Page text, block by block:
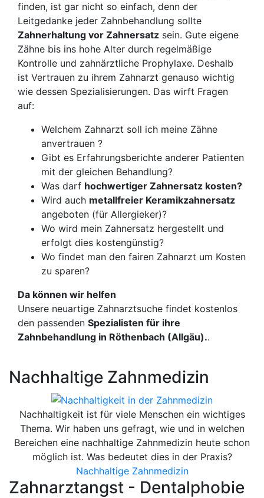
finden, ist gar nicht so einfach, denn der
Leitgedanke jeder Zahnbehandlung sollte
Zahnerhaltung vor Zahnersatz sein. Gute eigene
Zähne bis ins hohe Alter durch regelmäßige
Kontrolle und zahnärztliche Prophylaxe. Deshalb
ist Vertrauen zu ihrem Zahnarzt genauso wichtig
wie dessen Spezialisierungen. Das wirft Fragen
auf:
Welchem Zahnarzt soll ich meine Zähne
anvertrauen ?
Gibt es Erfahrungsberichte anderer Patienten
mit der gleichen Behandlung?
Was darf hochwertiger Zahnersatz kosten?
Wird auch metallfreier Keramikzahnersatz
angeboten (für Allergieker)?
Wo wird mein Zahnersatz hergestellt und
erfolgt dies kostengünstig?
Wo findet man den fairen Zahnarzt um Kosten
zu sparen?
Da können wir helfen
Unsere neuartige Zahnarztsuche findet kostenlos
den passenden Spezialisten für ihre
Zahnbehandlung in Röthenbach (Allgäu)..
Nachhaltige Zahnmedizin
Nachhaltigkeit ist für viele Menschen ein wichtiges
Thema. Wir haben uns gefragt, wie und in welchen
Bereichen eine nachhaltige Zahnmedizin heute schon
möglich ist. Was bedeutet dies in der Praxis?
Nachhaltige Zahnmedizin
Zahnarztangst - Dentalphobie